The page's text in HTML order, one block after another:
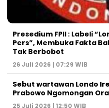
Presedium FPII : Labeli
Pers”, Membuka Fakta
Tak Berbobot
26 Juli 2026 | 07:29 WIB
Sebut wartawan Londo
Prabowo Ngomongan
25 Juli 2026 | 12:50 WIB